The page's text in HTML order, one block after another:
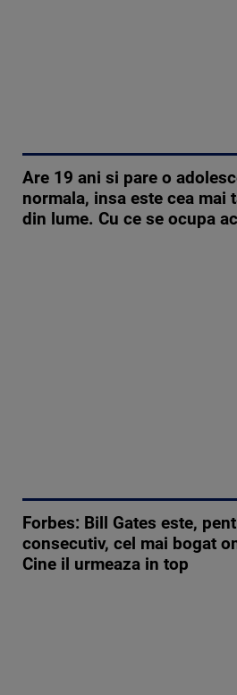
Are 19 ani si pare o
normala, insa este cea mai
din lume. Cu ce se ocupa
Forbes: Bill Gates este,
consecutiv, cel mai bogat
Cine il urmeaza in top